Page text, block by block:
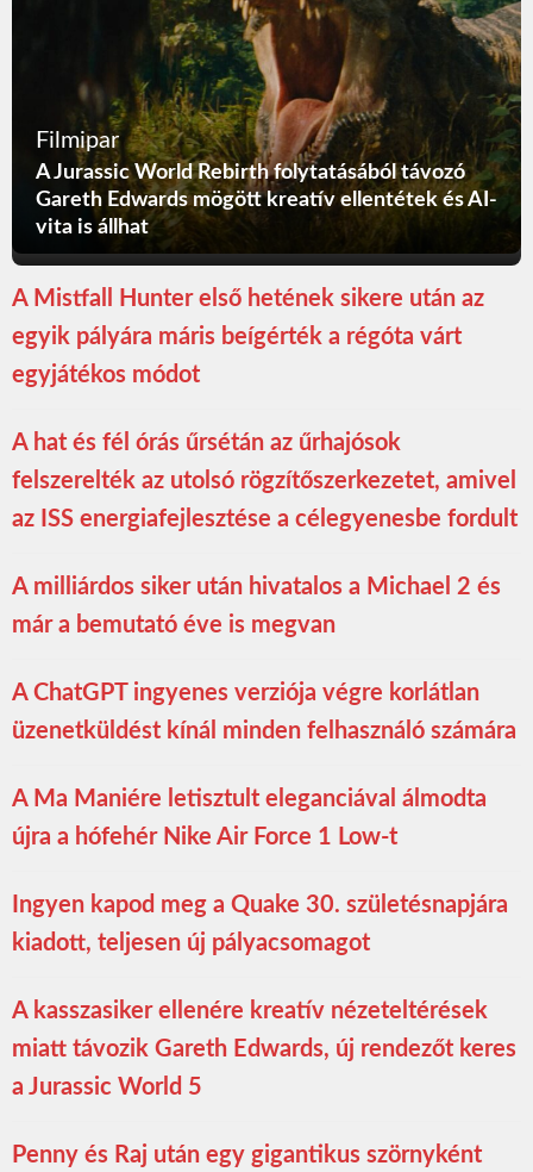
Filmipar
A Jurassic World Rebirth folytatásából távozó
Gareth Edwards mögött kreatív ellentétek és AI-
vita is állhat
A Mistfall Hunter első hetének sikere után az
egyik pályára máris beígérték a régóta várt
egyjátékos módot
A hat és fél órás űrsétán az űrhajósok
felszerelték az utolsó rögzítőszerkezetet, amivel
az ISS energiafejlesztése a célegyenesbe fordult
A milliárdos siker után hivatalos a Michael 2 és
már a bemutató éve is megvan
A ChatGPT ingyenes verziója végre korlátlan
üzenetküldést kínál minden felhasználó számára
A Ma Maniére letisztult eleganciával álmodta
újra a hófehér Nike Air Force 1 Low-t
Ingyen kapod meg a Quake 30. születésnapjára
kiadott, teljesen új pályacsomagot
A kasszasiker ellenére kreatív nézeteltérések
miatt távozik Gareth Edwards, új rendezőt keres
a Jurassic World 5
Penny és Raj után egy gigantikus szörnyként